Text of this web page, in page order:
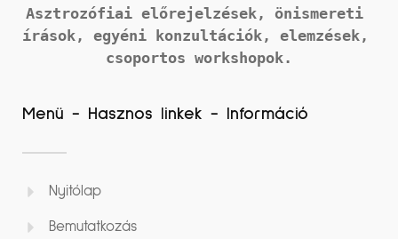
Asztrozófiai előrejelzések, önismereti
írások,
csoportos workshopok.
Menü - Hasznos linkek - Információ
Nyitólap
Bemutatkozás